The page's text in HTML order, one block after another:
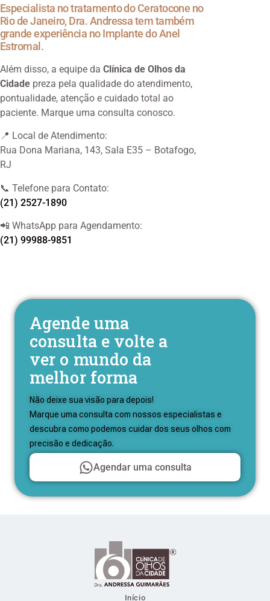
Especialista no tratamento do Ceratocone no
Rio de Janeiro, Dra. Andressa tem também
grande experiência no Implante do Anel
Estromal.
Além disso, a equipe da Clínica de Olhos da
Cidade preza pela qualidade do atendimento,
pontualidade, atenção e cuidado total ao
paciente. Marque uma consulta conosco.
📍 Local de Atendimento:
Rua Dona Mariana, 143, Sala E35 – Botafogo,
RJ
📞 Telefone para Contato:
(21) 2527-1890
📲 WhatsApp para Agendamento:
(21) 99988-9851
Agende uma
consulta e volte a
ver o mundo da
melhor forma
Não deixe sua visão para depois!
Marque uma consulta com nossos especialistas e
descubra como podemos cuidar dos seus olhos com
precisão e dedicação.
Agendar uma consulta
Início